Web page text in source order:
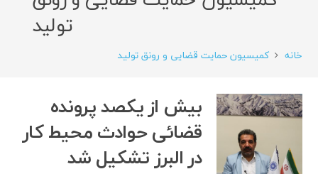
تولید
خانه کمیسیون حمایت قضایی و رونق تولید
بیش از یکصد پرونده
قضائی حوادث محیط کار
در البرز تشکیل شد